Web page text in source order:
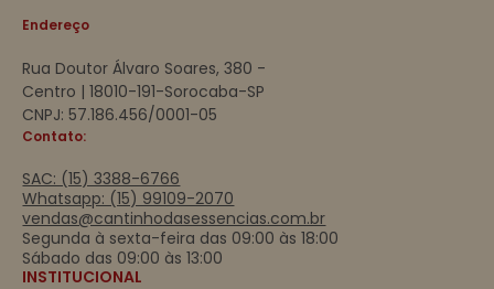
Endereço
Rua Doutor Álvaro Soares, 380 -
Centro | 18010-191-Sorocaba-SP
CNPJ: 57.186.456/0001-05
Contato:
SAC: (15) 3388-6766
Whatsapp: (15) 99109-2070
vendas@cantinhodasessencias.com.br
Segunda à sexta-feira das 09:00 às 18:00
Sábado das 09:00 às 13:00
INSTITUCIONAL